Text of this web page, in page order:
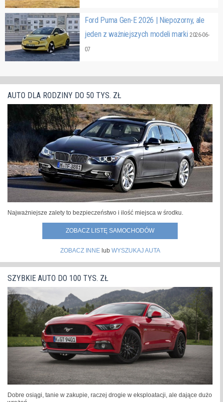
Ford Puma Gen-E 2026 | Niepozorny, ale
jeden z ważniejszych modeli marki2026-06-
07
AUTO DLA RODZINY DO 50 TYS. ZŁ
Najważniejsze zalety to bezpieczeństwo i ilość miejsca w środku.
ZOBACZ LISTĘ SAMOCHODÓW
ZOBACZ INNElub WYSZUKAJ AUTA
SZYBKIE AUTO DO 100 TYS. ZŁ
Dobre osiągi, tanie w zakupie, raczej drogie w eksploatacji, ale dające dużo